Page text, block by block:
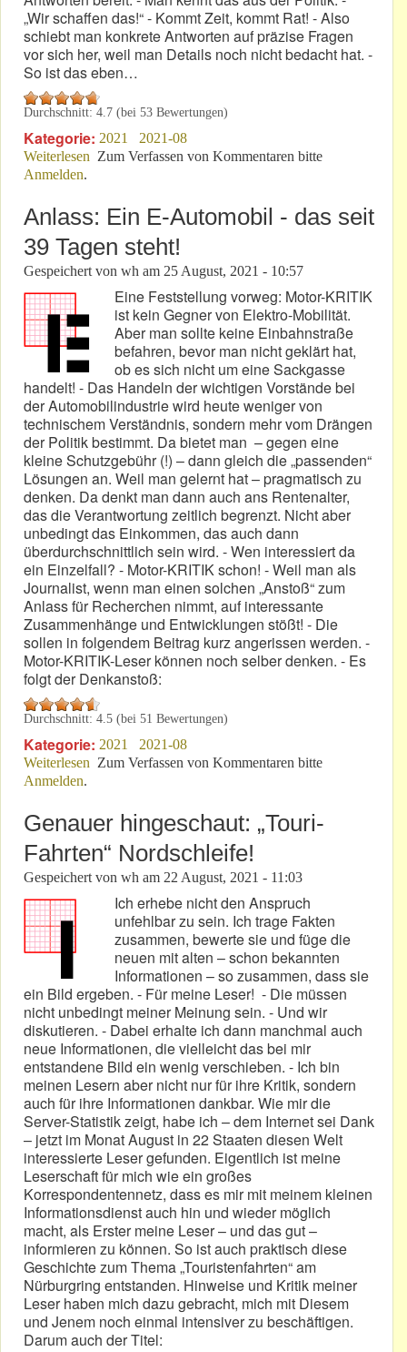
„Wir schaffen das!“ - Kommt Zeit, kommt Rat! - Also
schiebt man konkrete Antworten auf präzise Fragen
vor sich her, weil man Details noch nicht bedacht hat. -
So ist das eben…
Durchschnitt: 4.7 (bei 53 Bewertungen)
Kategorie: 2021
2021-08
Weiterlesen über Wenn NLS-Macher Ideen zur „Marktreife“
Zum Verfassen von Kommentaren bitte
Anmelden.
Anlass: Ein E-Automobil - das seit
39 Tagen steht!
Gespeichert von wh am 25 August, 2021 - 10:57
Eine Feststellung vorweg: Motor-KRITIK
ist kein Gegner von Elektro-Mobilität.
Aber man sollte keine Einbahnstraße
befahren, bevor man nicht geklärt hat,
ob es sich nicht um eine Sackgasse
handelt! - Das Handeln der wichtigen Vorstände bei
der Automobilindustrie wird heute weniger von
technischem Verständnis, sondern mehr vom Drängen
der Politik bestimmt. Da bietet man – gegen eine
kleine Schutzgebühr (!) – dann gleich die „passenden“
Lösungen an. Weil man gelernt hat – pragmatisch zu
denken. Da denkt man dann auch ans Rentenalter,
das die Verantwortung zeitlich begrenzt. Nicht aber
unbedingt das Einkommen, das auch dann
überdurchschnittlich sein wird. - Wen interessiert da
ein Einzelfall? - Motor-KRITIK schon! - Weil man als
Journalist, wenn man einen solchen „Anstoß“ zum
Anlass für Recherchen nimmt, auf interessante
Zusammenhänge und Entwicklungen stößt! - Die
sollen in folgendem Beitrag kurz angerissen werden. -
Motor-KRITIK-Leser können noch selber denken. - Es
folgt der Denkanstoß:
Durchschnitt: 4.5 (bei 51 Bewertungen)
Kategorie: 2021
2021-08
Weiterlesen über Anlass: Ein E-Automobil - das seit 39 Tagen
Zum Verfassen von Kommentaren bitte
Anmelden.
Genauer hingeschaut: „Touri-
Fahrten“ Nordschleife!
Gespeichert von wh am 22 August, 2021 - 11:03
Ich erhebe nicht den Anspruch
unfehlbar zu sein. Ich trage Fakten
zusammen, bewerte sie und füge die
neuen mit alten – schon bekannten
Informationen – so zusammen, dass sie
ein Bild ergeben. - Für meine Leser! - Die müssen
nicht unbedingt meiner Meinung sein. - Und wir
diskutieren. - Dabei erhalte ich dann manchmal auch
neue Informationen, die vielleicht das bei mir
entstandene Bild ein wenig verschieben. - Ich bin
meinen Lesern aber nicht nur für ihre Kritik, sondern
auch für ihre Informationen dankbar. Wie mir die
Server-Statistik zeigt, habe ich – dem Internet sei Dank
– jetzt im Monat August in 22 Staaten diesen Welt
interessierte Leser gefunden. Eigentlich ist meine
Leserschaft für mich wie ein großes
Korrespondentennetz, dass es mir mit meinem kleinen
Informationsdienst auch hin und wieder möglich
macht, als Erster meine Leser – und das gut –
informieren zu können. So ist auch praktisch diese
Geschichte zum Thema „Touristenfahrten“ am
Nürburgring entstanden. Hinweise und Kritik meiner
Leser haben mich dazu gebracht, mich mit Diesem
und Jenem noch einmal intensiver zu beschäftigen.
Darum auch der Titel: